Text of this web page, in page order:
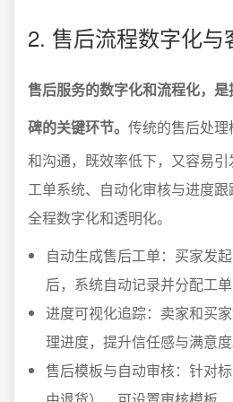
2. 售后流程数字化与
售后服务的数字化和流程化，
碑的关键环节。 传统的售后处
和沟通，既效率低下，又容易
工单系统、自动化审核与进度
全程数字化和透明化。
自动生成售后工单：买家发
后，系统自动记录并分配工单
进度可视化追踪：卖家和买
理进度，提升信任感与满意度
售后模板与自动审核：针对